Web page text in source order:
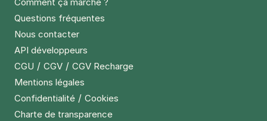
71 rue Leblanc
3,50 €/heure,32 €/jour,95 €/semaine
Questions fréquentes
Nous contacter
API développeurs
CGU / CGV / CGV Recharge
Mentions légales
Confidentialité / Cookies
Charte de transparence